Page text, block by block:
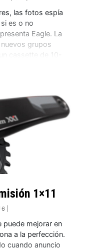
las fotos espía
es o no
Eagle. La
grupos
cassette de 10-
1×11
6 |
puede mejorar en
a la perfección.
cuando anuncio